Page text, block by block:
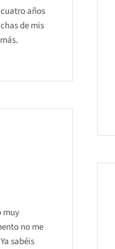
años
de mis
muy
no me
sabéis